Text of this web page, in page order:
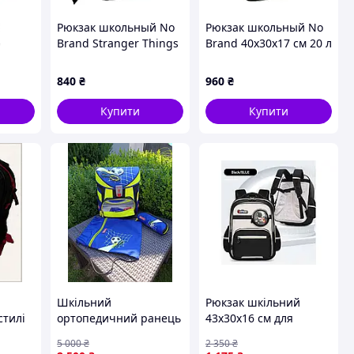
Рюкзак школьный No
Brand Stranger Things
(4403) D15-2026
840 ₴
Купити
Рюкзак школьный No
Brand 40x30x17 см 20 л
2026
960 ₴
Купити
Шкільний
ортопедичний ранець
хлопчика, жорсткий
5 000₴
Рюкзак шкільний
43х30х16 см для
легкий
2 350₴